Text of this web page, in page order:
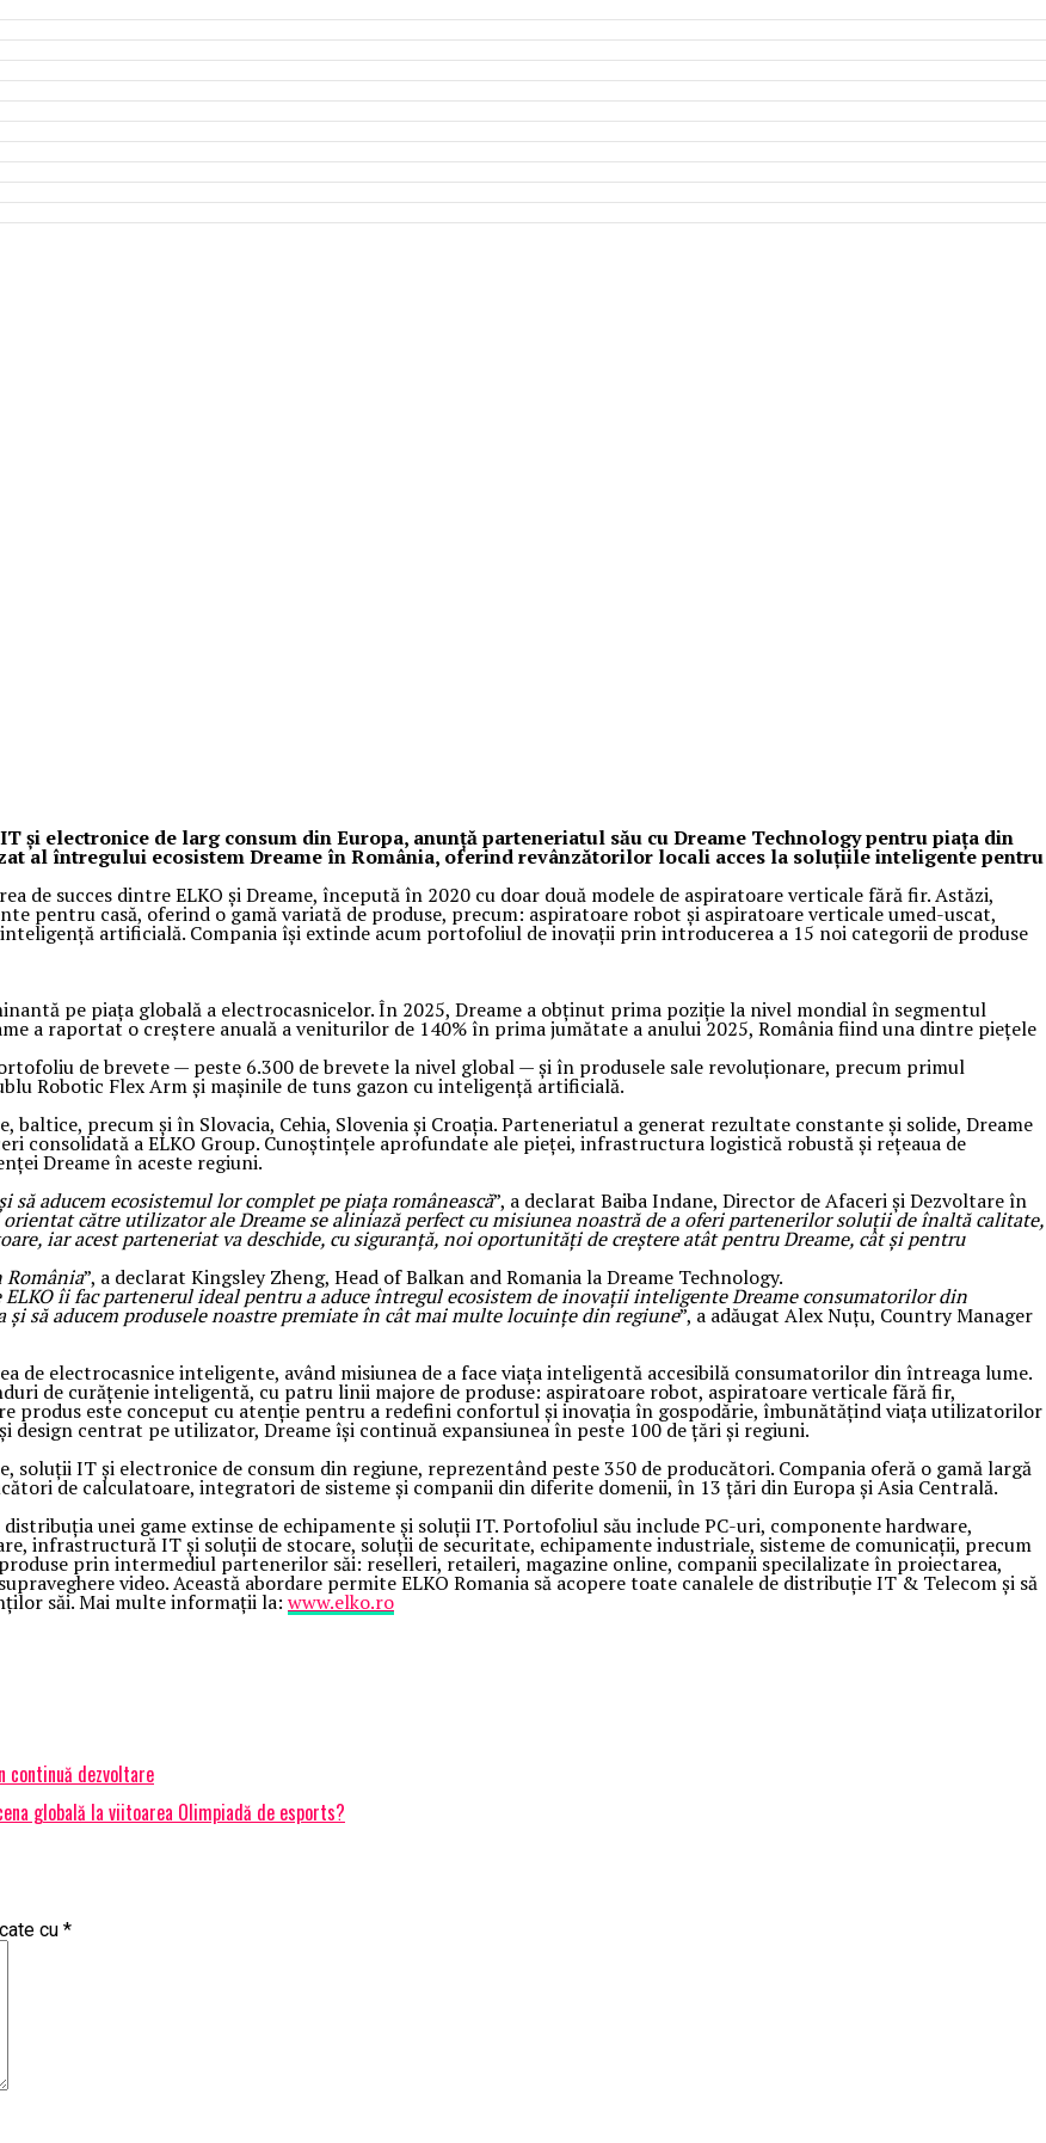
electronice de larg consum din Europa, anunță parteneriatul său cu Dreame Technology pentru piața din
al întregului ecosistem Dreame în România, oferind revânzătorilor locali acces la soluțiile inteligente pentru
de succes dintre ELKO și Dreame, începută în 2020 cu doar două modele de aspiratoare verticale fără fir. Astăzi,
pentru casă, oferind o gamă variată de produse, precum: aspiratoare robot și aspiratoare verticale umed-uscat,
artificială. Compania își extinde acum portofoliul de inovații prin introducerea a 15 noi categorii de produse
pe piața globală a electrocasnicelor. În 2025, Dreame a obținut prima poziție la nivel mondial în segmentul
a raportat o creștere anuală a veniturilor de 140% în prima jumătate a anului 2025, România fiind una dintre piețele
de brevete — peste 6.300 de brevete la nivel global — și în produsele sale revoluționare, precum primul
Robotic Flex Arm și mașinile de tuns gazon cu inteligență artificială.
precum și în Slovacia, Cehia, Slovenia și Croația. Parteneriatul a generat rezultate constante și solide, Dreame
consolidată a ELKO Group. Cunoștințele aprofundate ale pieței, infrastructura logistică robustă și rețeaua de
Dreame în aceste regiuni.
aducem ecosistemul lor complet pe piața românească”, a declarat Baiba Indane, Director de Afaceri și Dezvoltare în
către utilizator ale Dreame se aliniază perfect cu misiunea noastră de a oferi partenerilor soluții de înaltă calitate,
iar acest parteneriat va deschide, cu siguranță, noi oportunități de creștere atât pentru Dreame, cât și pentru
România”, a declarat Kingsley Zheng, Head of Balkan and Romania la Dreame Technology.
îi fac partenerul ideal pentru a aduce întregul ecosistem de inovații inteligente Dreame consumatorilor din
și să aducem produsele noastre premiate în cât mai multe locuințe din regiune”, a adăugat Alex Nuțu, Country Manager
de electrocasnice inteligente, având misiunea de a face viața inteligentă accesibilă consumatorilor din întreaga lume.
de curățenie inteligentă, cu patru linii majore de produse: aspiratoare robot, aspiratoare verticale fără fir,
produs este conceput cu atenție pentru a redefini confortul și inovația în gospodărie, îmbunătățind viața utilizatorilor
centrat pe utilizator, Dreame își continuă expansiunea în peste 100 de țări și regiuni.
IT și electronice de consum din regiune, reprezentând peste 350 de producători. Compania oferă o gamă largă
de calculatoare, integratori de sisteme și companii din diferite domenii, în 13 țări din Europa și Asia Centrală.
unei game extinse de echipamente și soluții IT. Portofoliul său include PC-uri, componente hardware,
infrastructură IT și soluții de stocare, soluții de securitate, echipamente industriale, sisteme de comunicații, precum
prin intermediul partenerilor săi: reselleri, retaileri, magazine online, companii specilalizate în proiectarea,
video. Această abordare permite ELKO Romania să acopere toate canalele de distribuție IT & Telecom și să
săi. Mai multe informații la: www.elko.ro
continuă dezvoltare
globală la viitoarea Olimpiadă de esports?
cu *